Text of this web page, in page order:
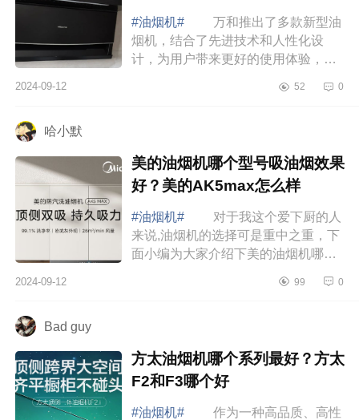
#油烟机#
万和推出了多款新型油
烟机，结合了先进技术和人性化设
计，为用户带来更好的使用体验，下
好用又实惠？万和小蓝光L8油烟机怎
2024-09-12 52 0
哈小默
美的油烟机哪个型号吸油烟效果
好？美的AK5max怎么样
#油烟机#
对于我这个爱下厨的人
来说,油烟机的选择可是重中之重，下
面小编为大家介绍下美的油烟机哪个
么样 美的油烟机哪个型号吸油烟
2024-09-12 99 0
Bad guy
方太油烟机哪个系列最好？方太
F2和F3哪个好
#油烟机#
作为一种高品质、高性